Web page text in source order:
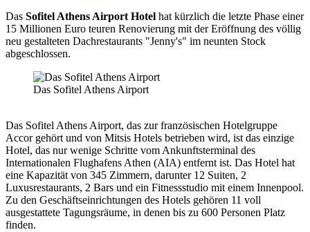
Das Sofitel Athens Airport Hotel hat kürzlich die letzte Phase einer
15 Millionen Euro teuren Renovierung mit der Eröffnung des völlig
neu gestalteten Dachrestaurants "Jenny's" im neunten Stock
abgeschlossen.
Das Sofitel Athens Airport
Das Sofitel Athens Airport, das zur französischen Hotelgruppe
Accor gehört und von Mitsis Hotels betrieben wird, ist das einzige
Hotel, das nur wenige Schritte vom Ankunftsterminal des
Internationalen Flughafens Athen (AIA) entfernt ist. Das Hotel hat
eine Kapazität von 345 Zimmern, darunter 12 Suiten, 2
Luxusrestaurants, 2 Bars und ein Fitnessstudio mit einem Innenpool.
Zu den Geschäftseinrichtungen des Hotels gehören 11 voll
ausgestattete Tagungsräume, in denen bis zu 600 Personen Platz
finden.